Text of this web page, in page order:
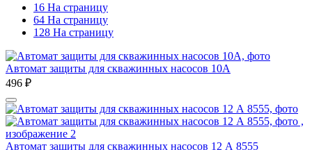
16 На страницу
64 На страницу
128 На страницу
Автомат защиты для скважинных насосов 10А
496 ₽
Автомат защиты для скважинных насосов 12 А 8555